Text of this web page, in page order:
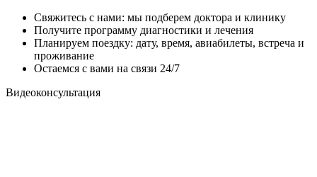
Свяжитесь с нами: мы подберем доктора и клинику
Получите программу диагностики и лечения
Планируем поездку: дату, время, авиабилеты, встреча и
проживание
Остаемся с вами на связи 24/7
Видеоконсультация